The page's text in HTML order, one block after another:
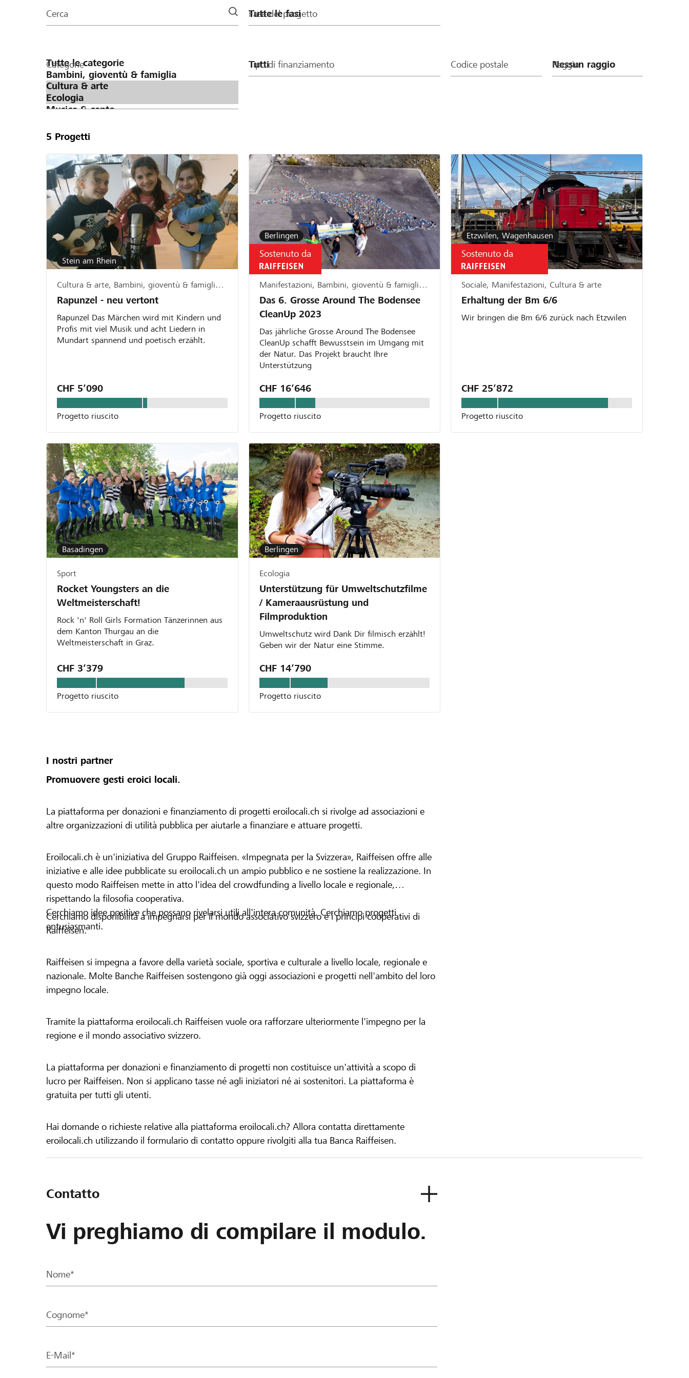
della
Cerca Fase del progetto
Categorie Tipo di finanziamento Codice postale Raggio
5 Progetti
Stein am Rhein
Cultura & arte, Bambini, gioventù & famiglia, Musica & canto
Rapunzel - neu vertont
Rapunzel Das Märchen wird mit Kindern und
Profis mit viel Musik und acht Liedern in
Mundart spannend und poetisch erzählt.
CHF 5’090
Progetto riuscito
Berlingen
Sostenuto da
Manifestazioni, Bambini, gioventù & famiglia, Ecologia
Das 6. Grosse Around The Bodensee
CleanUp 2023
Das jährliche Grosse Around The Bodensee
CleanUp schafft Bewusstsein im Umgang mit
der Natur. Das Projekt braucht Ihre
Unterstützung
CHF 16’646
Progetto riuscito
Etzwilen, Wagenhausen
Sostenuto da
Sociale, Manifestazioni, Cultura & arte
Erhaltung der Bm 6/6
Wir bringen die Bm 6/6 zurück nach Etzwilen
CHF 25’872
Progetto riuscito
Basadingen
Sport
Rocket Youngsters an die
Weltmeisterschaft!
Rock 'n' Roll Girls Formation Tänzerinnen aus
dem Kanton Thurgau an die
Weltmeisterschaft in Graz.
CHF 3’379
Progetto riuscito
Berlingen
Ecologia
Unterstützung für Umweltschutzfilme
/ Kameraausrüstung und
Filmproduktion
Umweltschutz wird Dank Dir filmisch erzählt!
Geben wir der Natur eine Stimme.
CHF 14’790
Progetto riuscito
I nostri partner
Promuovere gesti eroici locali.
La piattaforma per donazioni e finanziamento di progetti eroilocali.ch si rivolge ad associazioni e
altre organizzazioni di utilità pubblica per aiutarle a finanziare e attuare progetti.
Eroilocali.ch è un'iniziativa del Gruppo Raiffeisen. «Impegnata per la Svizzera», Raiffeisen offre alle
iniziative e alle idee pubblicate su eroilocali.ch un ampio pubblico e ne sostiene la realizzazione. In
questo modo Raiffeisen mette in atto l'idea del crowdfunding a livello locale e regionale,
rispettando la filosofia cooperativa.
Cerchiamo idee positive che possano rivelarsi utili all'intera comunità. Cerchiamo progetti
entusiasmanti.
Cerchiamo disponibilità a impegnarsi per il mondo associativo svizzero e i principi cooperativi di
Raiffeisen.
Raiffeisen si impegna a favore della varietà sociale, sportiva e culturale a livello locale, regionale e
nazionale. Molte Banche Raiffeisen sostengono già oggi associazioni e progetti nell'ambito del loro
impegno locale.
Tramite la piattaforma eroilocali.ch Raiffeisen vuole ora rafforzare ulteriormente l'impegno per la
regione e il mondo associativo svizzero.
La piattaforma per donazioni e finanziamento di progetti non costituisce un'attività a scopo di
lucro per Raiffeisen. Non si applicano tasse né agli iniziatori né ai sostenitori. La piattaforma è
gratuita per tutti gli utenti.
Hai domande o richieste relative alla piattaforma eroilocali.ch? Allora contatta direttamente
eroilocali.ch utilizzando il formulario di contatto oppure rivolgiti alla tua Banca Raiffeisen.
Contatto
Vi preghiamo di compilare il modulo.
Nome*
Cognome*
E-Mail*